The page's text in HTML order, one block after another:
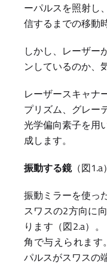
ーパルスを照射し
信するまでの移動
しかし、レーザー
ンしているのか、
レーザースキャナ
プリズム、グレー
光学偏向素子を用
成します。
振動する鏡（図1.a）
振動ミラーを使っ
スワスの2方向に
ります（図2.a）
角で与えられます
パルスがスワスの